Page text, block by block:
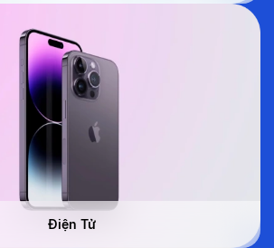
Điện Tử